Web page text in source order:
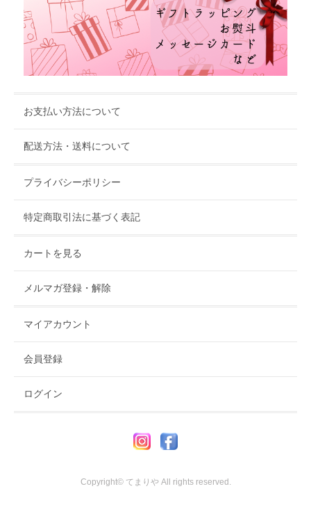
お支払い方法について
配送方法・送料について
プライバシーポリシー
特定商取引法に基づく表記
カートを見る
メルマガ登録・解除
マイアカウント
会員登録
ログイン
Copyright© てまりや All rights reserved.